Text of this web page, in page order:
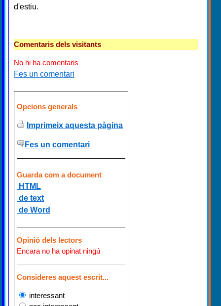
d'estiu.
Comentaris dels visitants
No hi ha comentaris
Fes un comentari
Opcions generals
Imprimeix aquesta pàgina
Fes un comentari
Guarda com a document
HTML
de text
de Word
Opinió dels lectors
Encara no ha opinat ningú
Consideres aquest escrit...
interessant